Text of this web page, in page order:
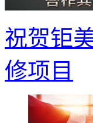
祝贺钜
修项目